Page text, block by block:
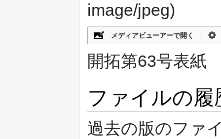
image/jpeg)
メディアビューアーで開く
開拓第63号表紙
ファイルの履
過去の版のファ